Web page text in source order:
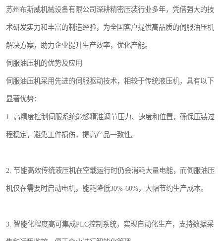
苏州布斯威机械设备有限公司深耕精密压装行业多年，凭借强大的技
术研发实力和丰富的制造经验，为全国客户提供高品质的伺服油压机
解决方案，助力企业提升生产效率，优化产能。
伺服油压机的优势及应用
伺服油压机采用先进的伺服驱动技术，相较于传统液压机，具有以下
显著优势：
1. 高精度控制伺服系统能够精准调节压力、速度和位置，确保压装过
程稳定，避免工件损伤，提高产品一致性。
2. 节能高效传统液压机在空载运行时仍会消耗大量电能，而伺服油压
机仅在需要时启动电机，能耗降低30%-60%，大幅节约生产成本。
3. 智能化程度高可集成PLC控制系统，实现自动化生产，支持数据采